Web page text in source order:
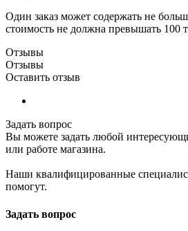
Один заказ может содержать не
стоимость не должна превышать 100
Отзывы
Отзывы
Оставить отзыв
Задать вопрос
Вы можете задать любой
или работе магазина.
Наши квалифицированные
помогут.
Задать вопрос